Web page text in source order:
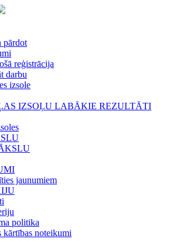
pārdot
reģistrācija
darbu
izsole
IZSOĻU LABĀKIE REZULTĀTI
jaunumiem
politika
kārtības noteikumi